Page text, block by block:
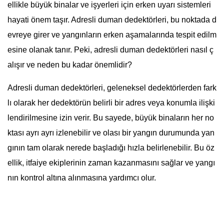
ellikle büyük binalar ve işyerleri için erken uyarı sistemleri
hayati önem taşır. Adresli duman dedektörleri, bu noktada d
evreye girer ve yangınların erken aşamalarında tespit edilm
esine olanak tanır. Peki, adresli duman dedektörleri nasıl ç
alışır ve neden bu kadar önemlidir?
Adresli duman dedektörleri, geleneksel dedektörlerden fark
lı olarak her dedektörün belirli bir adres veya konumla ilişki
lendirilmesine izin verir. Bu sayede, büyük binaların her no
ktası ayrı ayrı izlenebilir ve olası bir yangın durumunda yan
gının tam olarak nerede başladığı hızla belirlenebilir. Bu öz
ellik, itfaiye ekiplerinin zaman kazanmasını sağlar ve yangı
nın kontrol altına alınmasına yardımcı olur.